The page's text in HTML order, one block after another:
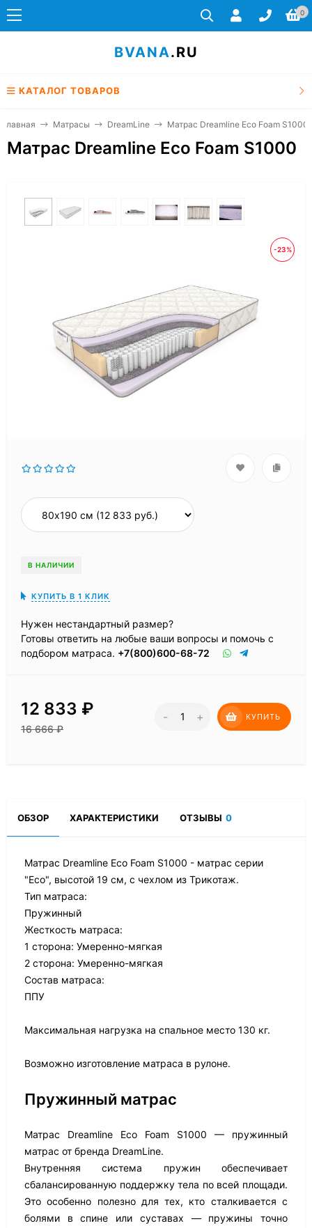
0
BVANA.RU
КАТАЛОГ ТОВАРОВ
Главная Матрасы DreamLine Матрас Dreamline Eco Foam S1000
Матрас Dreamline Eco Foam S1000
-23%
В НАЛИЧИИ
КУПИТЬ В 1 КЛИК
Нужен нестандартный размер?
Готовы ответить на любые ваши вопросы и помочь с
подбором матраса. +7(800)600-68-72
12 833 ₽
16 666₽
- + КУПИТЬ
ОБЗОР ХАРАКТЕРИСТИКИ ОТЗЫВЫ 0
Матрас Dreamline Eco Foam S1000 - матрас серии
"Eco", высотой 19 см, с чехлом из Трикотаж.
Тип матраса:
Пружинный
Жесткость матраса:
1 сторона: Умеренно-мягкая
2 сторона: Умеренно-мягкая
Состав матраса:
ППУ
Максимальная нагрузка на спальное место 130 кг.
Возможно изготовление матраса в рулоне.
Пружинный матрас
Матрас Dreamline Eco Foam S1000 — пружинный
матрас от бренда DreamLine.
Внутренняя система пружин обеспечивает
сбалансированную поддержку тела по всей площади.
Это особенно полезно для тех, кто сталкивается с
болями в спине или суставах — пружины точно